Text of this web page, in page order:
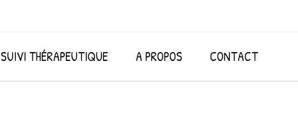
SUIVI THÉRAPEUTIQUE A PROPOS CONTACT